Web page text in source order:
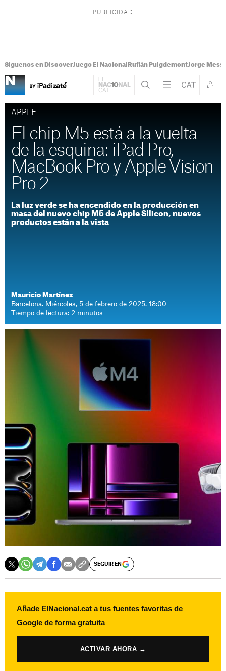
Síguenos en DiscoverJuego El Nacional Rufián PuigdemontJorge Messi
APPLE
El chip M5 está a la vuelta
de la esquina: iPad Pro,
MacBook Pro y Apple Vision
Pro 2
La luz verde se ha encendido en la producción en
masa del nuevo chip M5 de Apple SIlicon, nuevos
productos están a la vista
Mauricio Martínez
Barcelona. Miércoles, 5 de febrero de 2025. 18:00
Tiempo de lectura: 2 minutos
SEGUIR EN
Añade ElNacional.cat a tus fuentes favoritas de
Google de forma gratuita
ACTIVAR AHORA →